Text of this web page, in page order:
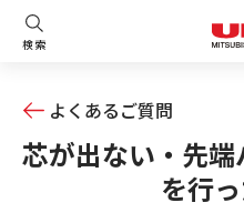
検索
よくあるご質問
芯が出ない・先
を行